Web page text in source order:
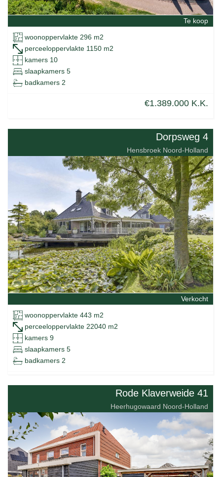
Te koop
woonoppervlakte 296 m2
perceeloppervlakte 1150 m2
kamers 10
slaapkamers 5
badkamers 2
€1.389.000 K.K.
Dorpsweg 4
Hensbroek Noord-Holland
Verkocht
woonoppervlakte 443 m2
perceeloppervlakte 22040 m2
kamers 9
slaapkamers 5
badkamers 2
Rode Klaverweide 41
Heerhugowaard Noord-Holland